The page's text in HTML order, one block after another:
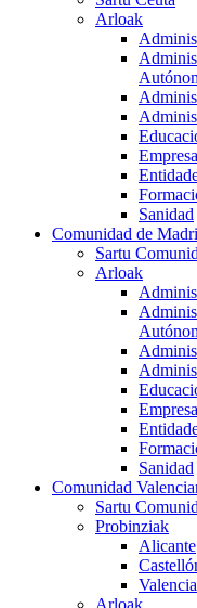
Arloak
Sanidad
Comunidad de
Sartu
Arloak
Sanidad
Comunidad
Sartu
Probinziak
Alicante
Valencia